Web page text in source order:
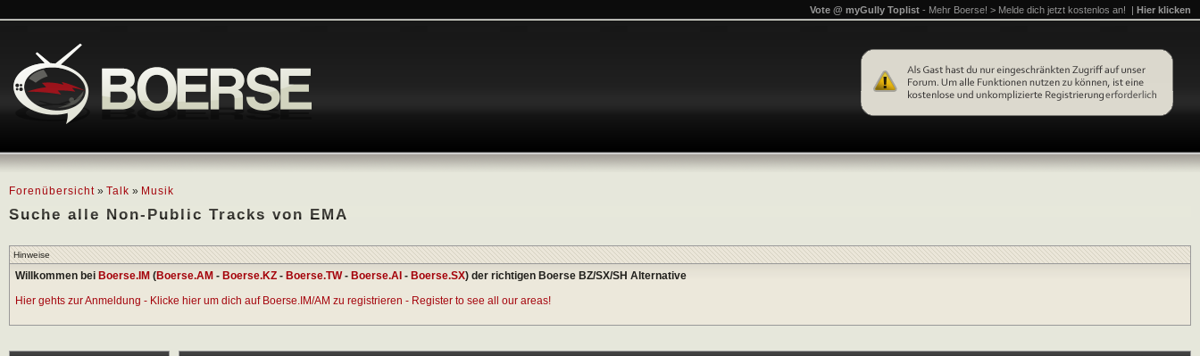
Forenübersicht » Talk » Musik
Suche alle Non-Public Tracks von EMA
Vote @ myGully Toplist - Mehr Boerse! > Melde dich jetzt kostenlos an! | Hier klicken
Hinweise
Willkommen bei Boerse.IM (Boerse.AM - Boerse.KZ - Boerse.TW- Boerse.AI - Boerse.SX) der richtigen Boerse BZ/SX/SH Alternative
Hier gehts zur Anmeldung - Klicke hier um dich auf Boerse.IM/AM zu registrieren - Register to see all our areas!